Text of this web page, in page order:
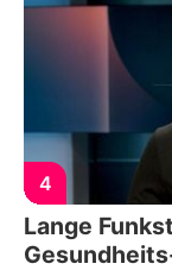
4
Lange